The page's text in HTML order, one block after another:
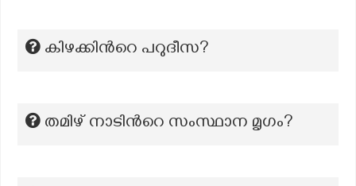
കിഴക്കിന്‍റെ പറുദീസ?
തമിഴ് നാടിന്‍റെ സംസ്ഥാന മൃഗം?